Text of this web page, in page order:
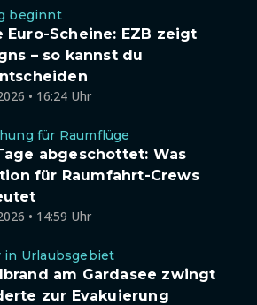
beginnt
Euro-Scheine: EZB zeigt
– so kannst du
• 16:24 Uhr
für Raumflüge
abgeschottet: Was
für Raumfahrt-Crews
• 14:59 Uhr
in Urlaubsgebiet
am Gardasee zwingt
zur Evakuierung